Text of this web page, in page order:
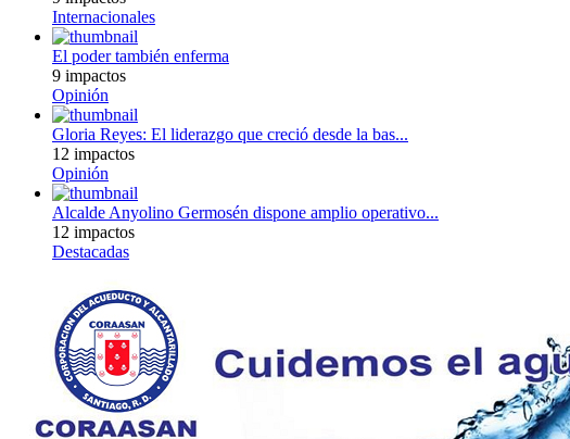
Internacionales
El poder también enferma
9 impactos
Opinión
Gloria Reyes: El liderazgo que creció desde la bas...
12 impactos
Opinión
Alcalde Anyolino Germosén dispone amplio operativo...
12 impactos
Destacadas